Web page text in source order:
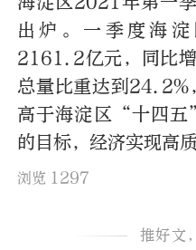
出炉。一季度海
2161.2亿元，同比
总量比重达到24.2%
高于海淀区“十四
的目标，经济实现高
浏览 1297
推好文